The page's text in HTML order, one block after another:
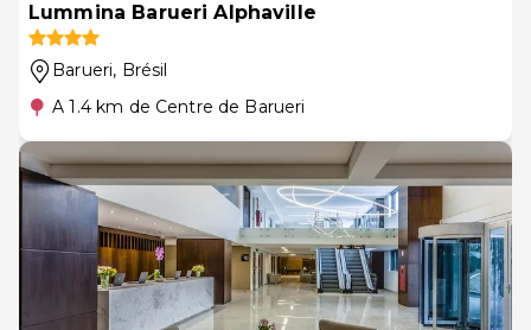
Lummina Barueri Alphaville
Barueri, Brésil
A 1.4 km de Centre de Barueri